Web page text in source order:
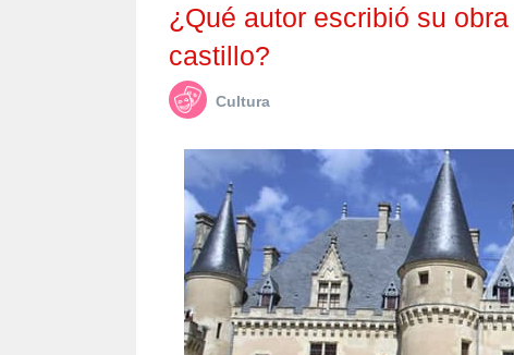
¿Qué autor escribió su obra en la torre de su propio
castillo?
Cultura